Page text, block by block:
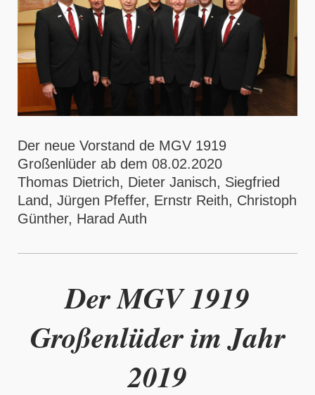
Der neue Vorstand de MGV 1919
Großenlüder ab dem 08.02.2020
Thomas Dietrich, Dieter Janisch, Siegfried
Land, Jürgen Pfeffer, Ernstr Reith, Christoph
Günther, Harad Auth
Der MGV 1919
Großenlüder im Jahr
2019